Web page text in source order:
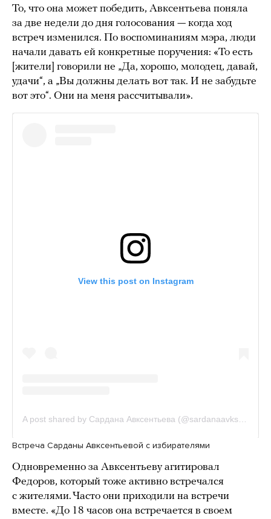
То, что она может победить, Авксентьева поняла
за две недели до дня голосования — когда ход
встреч изменился. По воспоминаниям мэра, люди
начали давать ей конкретные поручения: «То есть
[жители] говорили не „Да, хорошо, молодец, давай,
удачи“, а „Вы должны делать вот так. И не забудьте
вот это“. Они на меня рассчитывали».
Встреча Сарданы Авксентьевой с избирателями
Одновременно за Авксентьеву агитировал
Федоров, который тоже активно встречался
с жителями. Часто они приходили на встречи
вместе. «До 18 часов она встречается в своем